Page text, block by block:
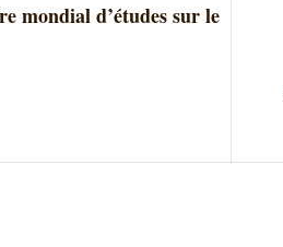
mondial d’études sur le